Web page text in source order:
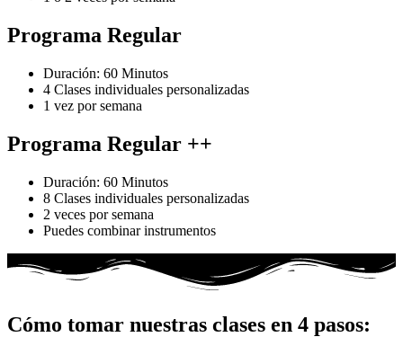
Programa Regular
Duración: 60 Minutos
4 Clases individuales personalizadas
1 vez por semana
Programa Regular ++
Duración: 60 Minutos
8 Clases individuales personalizadas
2 veces por semana
Puedes combinar instrumentos
Cómo tomar nuestras clases en 4 pasos: